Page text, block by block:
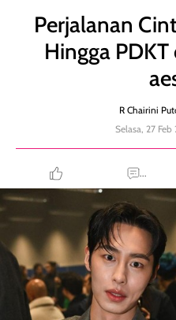
Perjalanan
Hingga
R Chairini
Selasa, 27
...